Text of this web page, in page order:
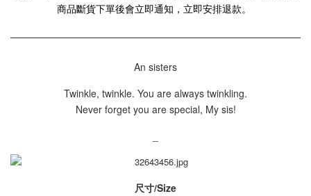
商品斷貨下單後會立即通知，立即安排退款。
An sisters
Twinkle, twinkle. You are always twinkling.
Never forget you are special, My sis!
尺寸/Size